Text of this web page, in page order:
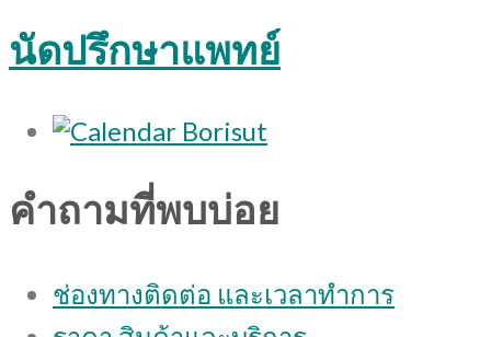
นัดปรึกษาแพทย์
คำถามที่พบบ่อย
ช่องทางติดต่อ และเวลาทำการ